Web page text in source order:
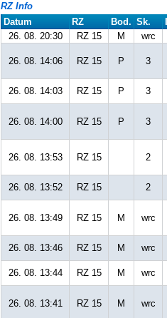
RZ Info
Datum
RZ Bod. Sk.
26. 08. 20:30
RZ 15 M wrc
26. 08. 14:06 RZ 15 P 3
26. 08. 14:03
RZ 15 P 3
26. 08. 14:00 RZ 15 P 3
26. 08. 13:53 RZ 15 2
26. 08. 13:52
RZ 15 2
26. 08. 13:49 RZ 15 M wrc
26. 08. 13:46
RZ 15 M wrc
26. 08. 13:44
RZ 15 M wrc
26. 08. 13:41 RZ 15 M wrc